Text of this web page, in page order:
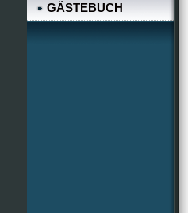
GÄSTEBUCH